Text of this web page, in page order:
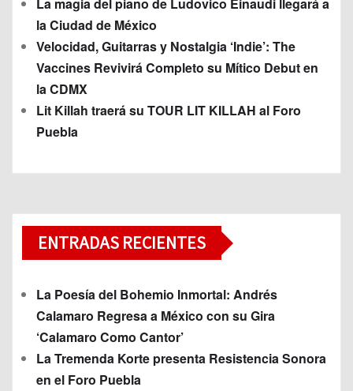
La magia del piano de Ludovico Einaudi llegará a
la Ciudad de México
Velocidad, Guitarras y Nostalgia ‘Indie’: The
Vaccines Revivirá Completo su Mítico Debut en
la CDMX
Lit Killah traerá su TOUR LIT KILLAH al Foro
Puebla
ENTRADAS RECIENTES
La Poesía del Bohemio Inmortal: Andrés
Calamaro Regresa a México con su Gira
‘Calamaro Como Cantor’
La Tremenda Korte presenta Resistencia Sonora
en el Foro Puebla